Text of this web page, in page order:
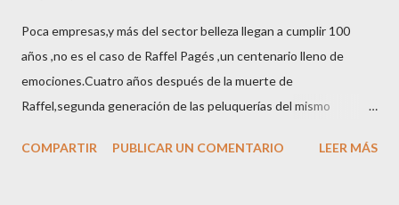
Poca empresas,y más del sector belleza llegan a cumplir 100
años ,no es el caso de Raffel Pagés ,un centenario lleno de
emociones.Cuatro años después de la muerte de
Raffel,segunda generación de las peluquerías del mismo
sector en una cena de reconocimiento.Sus hijas Carolina (CEO
COMPARTIR PUBLICAR UN COMENTARIO LEER MÁS